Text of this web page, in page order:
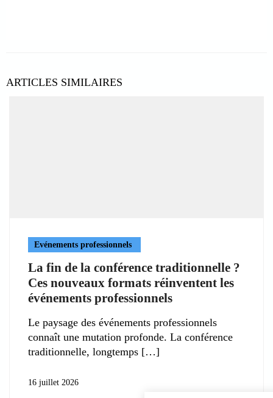
ARTICLES SIMILAIRES
Evénements professionnels
La fin de la conférence traditionnelle ?
Ces nouveaux formats réinventent les
événements professionnels
Le paysage des événements professionnels
connaît une mutation profonde. La conférence
traditionnelle, longtemps
16 juillet 2026